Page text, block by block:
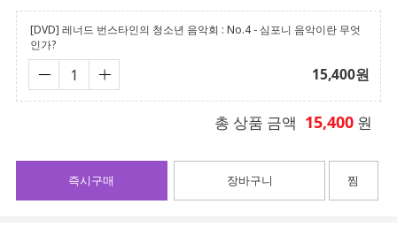
[DVD] 레너드 번스타인의 청소년 음악회 : No.4 - 심포니 음악이란 무엇
인가?
15,400원
총 상품 금액 15,400 원
장바구니
즉시구매 찜